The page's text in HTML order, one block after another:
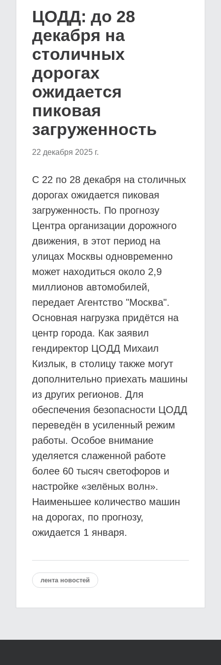
ЦОДД: до 28
декабря на
столичных
дорогах
ожидается
пиковая
загруженность
22 декабря 2025 г.
С 22 по 28 декабря на столичных
дорогах ожидается пиковая
загруженность. По прогнозу
Центра организации дорожного
движения, в этот период на
улицах Москвы одновременно
может находиться около 2,9
миллионов автомобилей,
передает Агентство "Москва".
Основная нагрузка придётся на
центр города. Как заявил
гендиректор ЦОДД Михаил
Кизлык, в столицу также могут
дополнительно приехать машины
из других регионов. Для
обеспечения безопасности ЦОДД
переведён в усиленный режим
работы. Особое внимание
уделяется слаженной работе
более 60 тысяч светофоров и
настройке «зелёных волн».
Наименьшее количество машин
на дорогах, по прогнозу,
ожидается 1 января.
лента новостей